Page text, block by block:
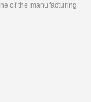
of the manufacturing